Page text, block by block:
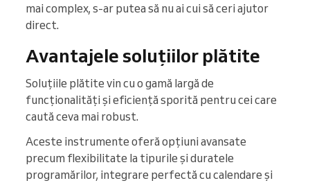
mai complex, s-ar putea să nu ai cui să ceri ajutor
direct.
Avantajele soluțiilor plătite
Soluțiile plătite vin cu o gamă largă de
funcționalități și eficiență sporită pentru cei care
caută ceva mai robust.
Aceste instrumente oferă opțiuni avansate
precum flexibilitate la tipurile și duratele
programărilor, integrare perfectă cu calendare și